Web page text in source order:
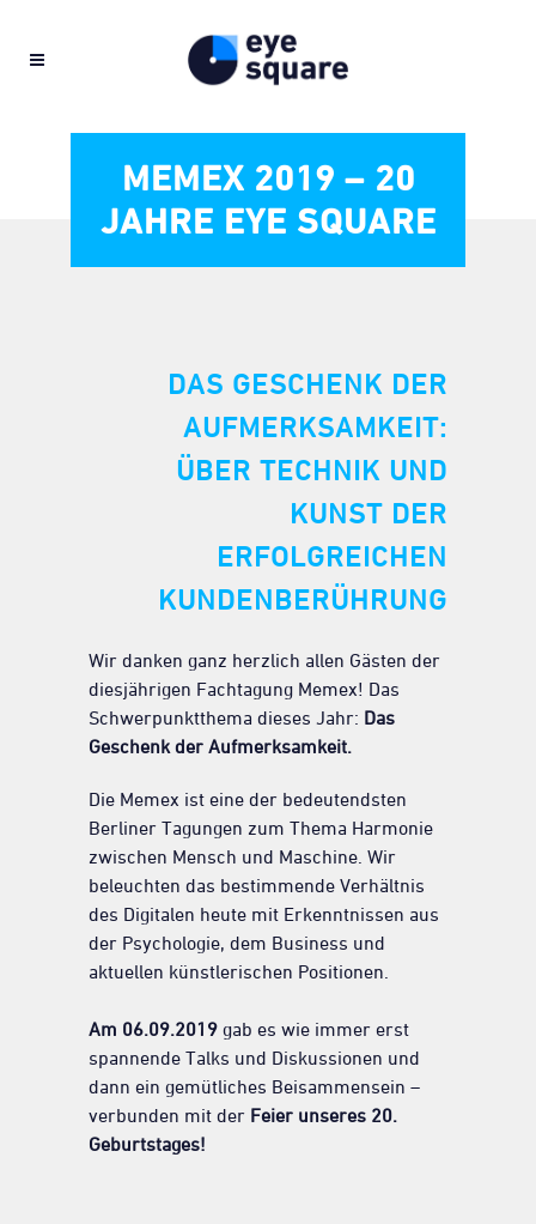
MEMEX 2019 – 20
JAHRE EYE SQUARE
DAS GESCHENK DER
AUFMERKSAMKEIT:
ÜBER TECHNIK UND
KUNST DER
ERFOLGREICHEN
KUNDENBERÜHRUNG
Wir danken ganz herzlich allen Gästen der
diesjährigen Fachtagung Memex! Das
Schwerpunktthema dieses Jahr: Das
Geschenk der Aufmerksamkeit.
Die Memex ist eine der bedeutendsten
Berliner Tagungen zum Thema Harmonie
zwischen Mensch und Maschine. Wir
beleuchten das bestimmende Verhältnis
des Digitalen heute mit Erkenntnissen aus
der Psychologie, dem Business und
aktuellen künstlerischen Positionen.
Am 06.09.2019 gab es wie immer erst
spannende Talks und Diskussionen und
dann ein gemütliches Beisammensein –
verbunden mit der Feier unseres 20.
Geburtstages!